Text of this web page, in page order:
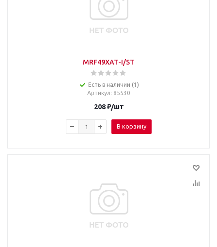
MRF49XAT-I/ST
Есть в наличии (1)
Артикул: 85530
208₽/шт
В корзину